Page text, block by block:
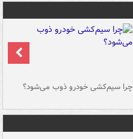
چرا سیم‌کشی خودرو ذوب می‌شود؟